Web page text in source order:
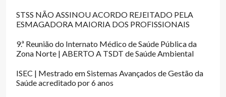
STSS NÃO ASSINOU ACORDO REJEITADO PELA
ESMAGADORA MAIORIA DOS PROFISSIONAIS
9.ª Reunião do Internato Médico de Saúde Pública da
Zona Norte | ABERTO A TSDT de Saúde Ambiental
ISEC | Mestrado em Sistemas Avançados de Gestão da
Saúde acreditado por 6 anos